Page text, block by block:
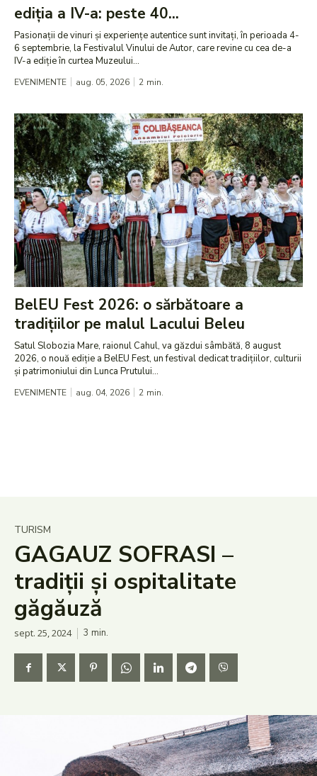
ediția a IV-a: peste 40...
Pasionații de vinuri și experiențe autentice sunt invitați, în perioada 4-
6 septembrie, la Festivalul Vinului de Autor, care revine cu cea de-a
IV-a ediție în curtea Muzeului...
EVENIMENTE aug. 05, 2026 2 min.
BelEU Fest 2026: o sărbătoare a
tradițiilor pe malul Lacului Beleu
Satul Slobozia Mare, raionul Cahul, va găzdui sâmbătă, 8 august
2026, o nouă ediție a BelEU Fest, un festival dedicat tradițiilor, culturii
și patrimoniului din Lunca Prutului...
EVENIMENTE aug. 04, 2026 2 min.